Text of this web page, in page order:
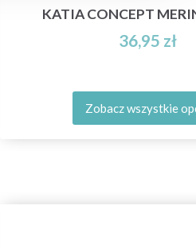
KATIA CONCEPT
36,95 zł
Zobacz wszystkie